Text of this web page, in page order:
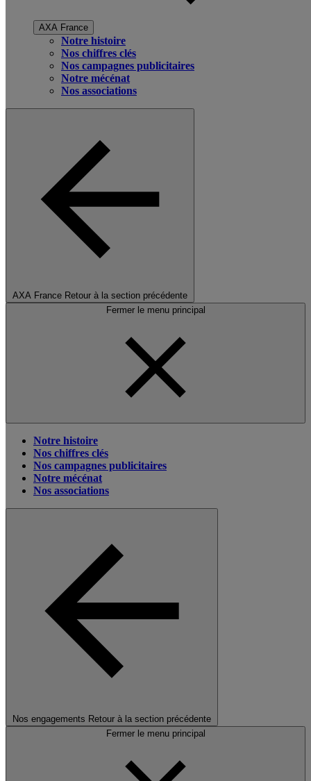
AXA France
Notre histoire
Nos chiffres clés
Nos campagnes publicitaires
Notre mécénat
Nos associations
AXA France Retour à la section précédente
Fermer le menu principal
Notre histoire
Nos chiffres clés
Nos campagnes publicitaires
Notre mécénat
Nos associations
Nos engagements Retour à la section précédente
Fermer le menu principal